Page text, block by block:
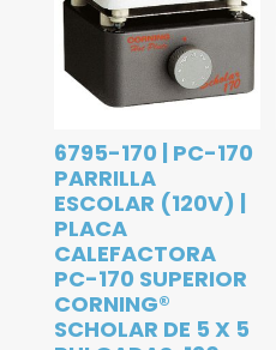
6795-170 | PC-170
PARRILLA
ESCOLAR (120V) |
PLACA
CALEFACTORA
PC-170 SUPERIOR
CORNING®
SCHOLAR DE 5 X 5